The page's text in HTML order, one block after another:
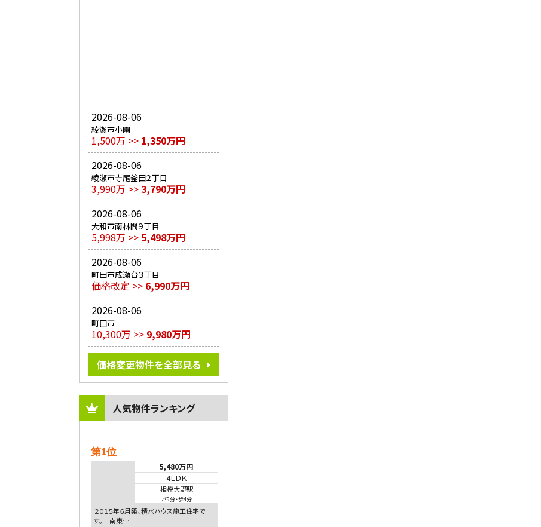
2026-08-06
綾瀬市小園
1,500万 >> 1,350万円
2026-08-06
綾瀬市寺尾釜田２丁目
3,990万 >>3,790万円
2026-08-06
大和市南林間９丁目
5,998万 >> 5,498万円
2026-08-06
町田市成瀬台３丁目
価格改定 >> 6,990万円
2026-08-06
町田市
10,300万 >> 9,980万円
価格変更物件を全部見る
人気物件ランキング
第1位
5,480万円
4ＬＤＫ
相模大野駅
バ9分・歩4分
２０１５年６月築、積水ハウス施工住宅で
す。 南東…